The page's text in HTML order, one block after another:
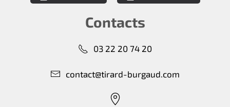
Contacts
03 22 20 74 20
contact@tirard-burgaud.com